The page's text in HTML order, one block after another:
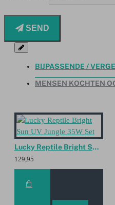
SEND
BIJPASSENDE /
MENSEN KOCHTEN
Lucky Reptile Bright Sun UV Jungle 35W Set
129,95